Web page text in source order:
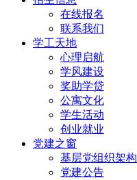
在线报名
联系我们
学工天地
心理启航
学风建设
奖助学贷
公寓文化
学生活动
创业就业
党建之窗
基层党组织架构
党建公告